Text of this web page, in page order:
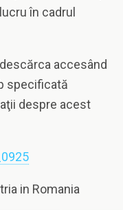
în cadrul
accesând
specificată
despre acest
in Romania